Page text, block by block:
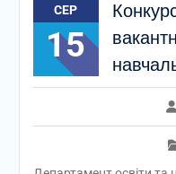
СЕР
15